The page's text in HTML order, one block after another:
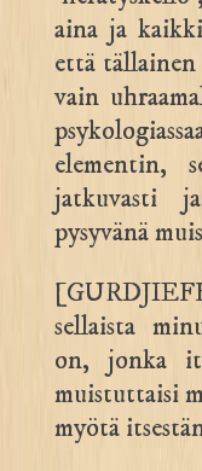
aina ja
että
vain
elementin,
jatkuvasti
pysyvänä
sellaista
on, jonka
muistuttaisi
myötä